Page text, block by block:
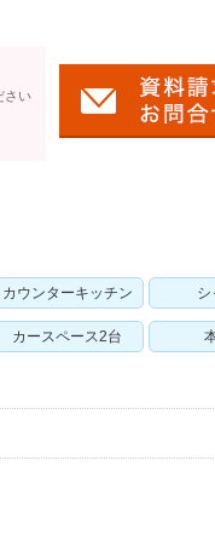
さい
カウンターキッチン シ
カースペース2台